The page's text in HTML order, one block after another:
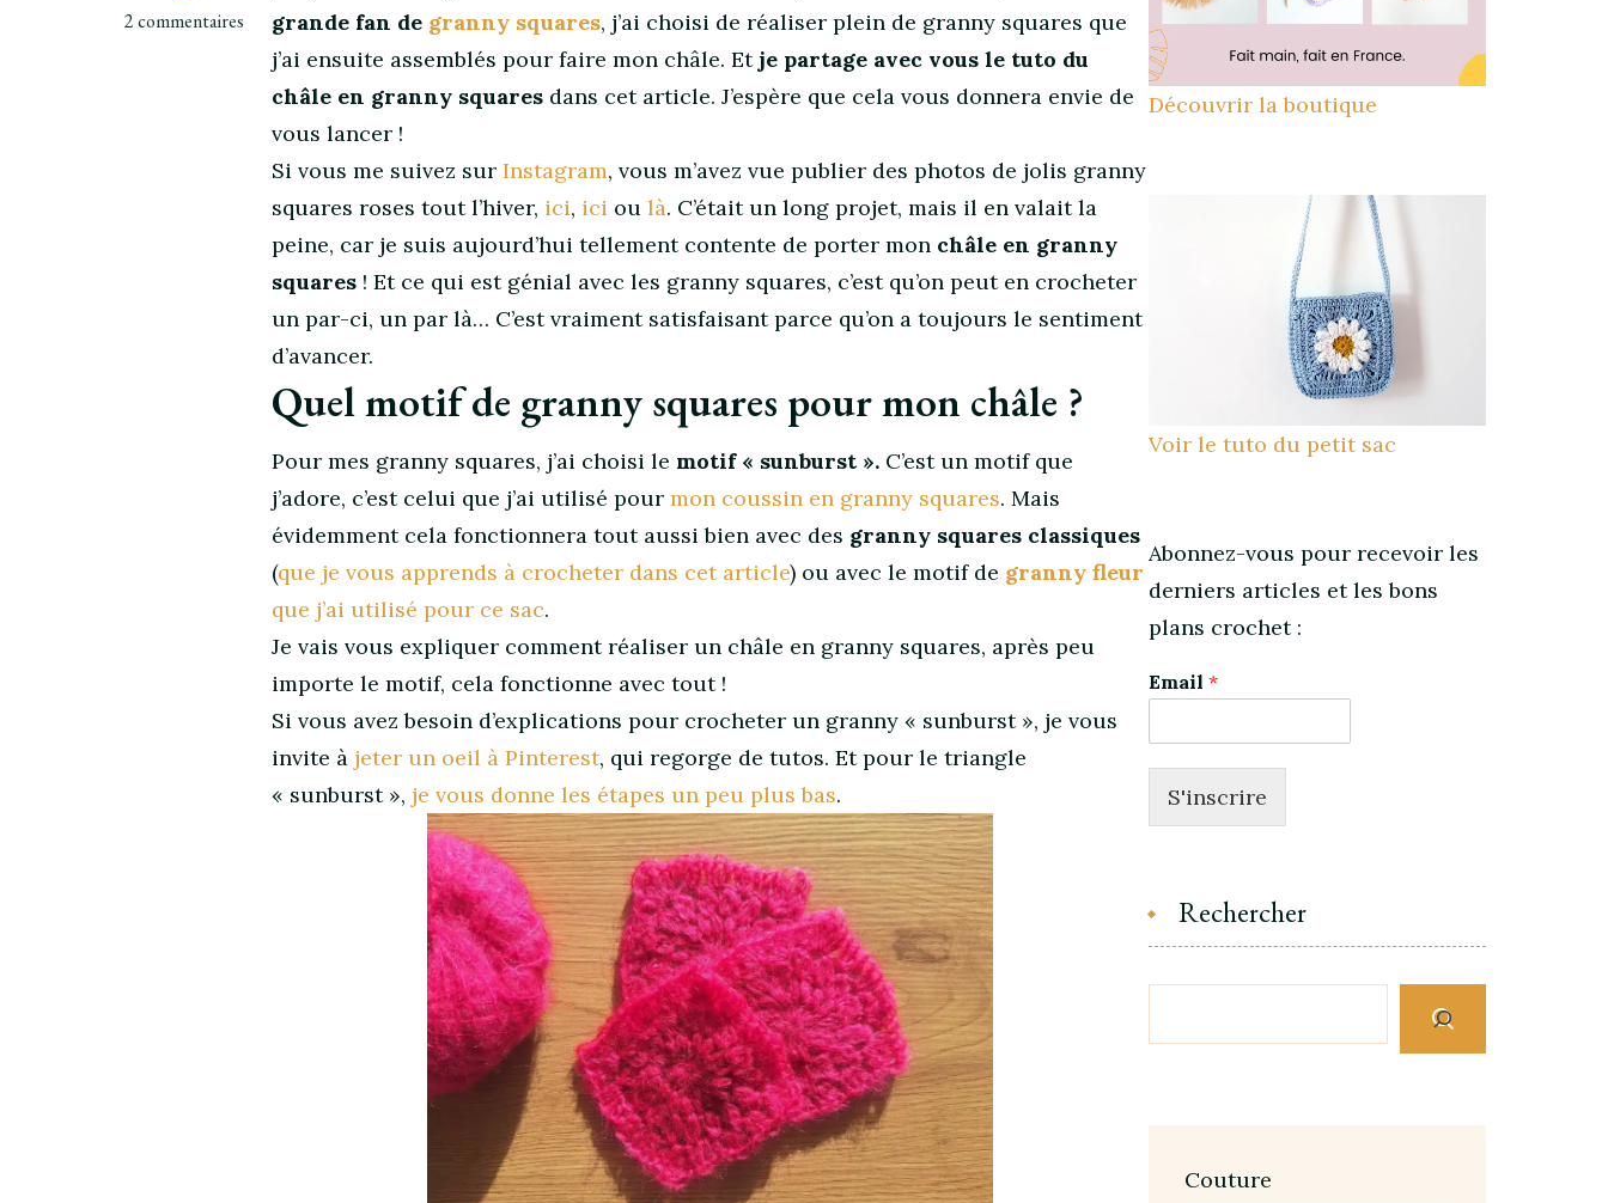
2 commentaires
sur
grande fan de granny squares, j’ai choisi de réaliser plein de granny squares que
j’ai ensuite assemblés pour faire mon châle. Etje partage avec vous le tuto du
châle en granny squares dans cet article. J’espère que cela vous donnera envie de
vous lancer !
Si vous me suivez sur Instagram, vous m’avez vue publier des photos de jolis granny
squares roses tout l’hiver, ici, ici ou là. C’était un long projet, mais il en valait la
peine, car je suis aujourd’hui tellement contente de porter mon châle en granny
squares ! Et ce qui est génial avec les granny squares, c’est qu’on peut en crocheter
un par-ci, un par là… C’est vraiment satisfaisant parce qu’on a toujours le sentiment
d’avancer.
Quel motif de granny squares pour mon châle ?
Pour mes granny squares, j’ai choisi le motif « sunburst ». C’est un motif que
j’adore, c’est celui que j’ai utilisé pour mon coussin en granny squares. Mais
évidemment cela fonctionnera tout aussi bien avec des granny squares classiques
(que je vous apprends à crocheter dans cet article) ou avec le motif de granny fleur
que j’ai utilisé pour ce sac.
Je vais vous expliquer comment réaliser un châle en granny squares, après peu
importe le motif, cela fonctionne avec tout !
Si vous avez besoin d’explications pour crocheter un granny « sunburst », je vous
invite à jeter un oeil à Pinterest, qui regorge de tutos. Et pour le triangle
« sunburst », je vous donne les étapes un peu plus bas.
Découvrir la boutique
Voir le tuto du petit sac
Abonnez-vous pour recevoir les
derniers articles et les bons
plans crochet :
Email *
S'inscrire
Rechercher
Couture